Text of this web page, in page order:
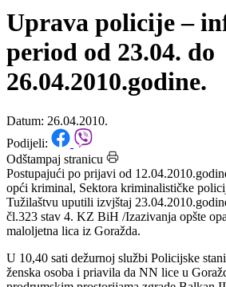
Početna/Informacije MUP-a
Uprava policije –
period od 23.04. do
26.04.2010.godine.
Datum: 26.04.2010.
Podijeli:
Odštampaj stranicu
Postupajući po prijavi od
opći kriminal, Sektora kriminalističke
čl.323 stav 4. KZ BiH /Izazivanja opšte
maloljetna lica iz Goražda.